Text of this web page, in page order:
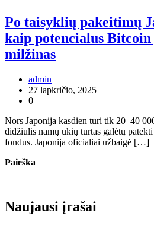
Po taisyklių pakeitimų
kaip potencialus Bitcoin
milžinas
admin
27 lapkričio, 2025
0
Nors Japonija kasdien turi tik 20–40
didžiulis namų ūkių turtas galėtų
fondus. Japonija oficialiai užbaigė […]
Paieška
Naujausi įrašai